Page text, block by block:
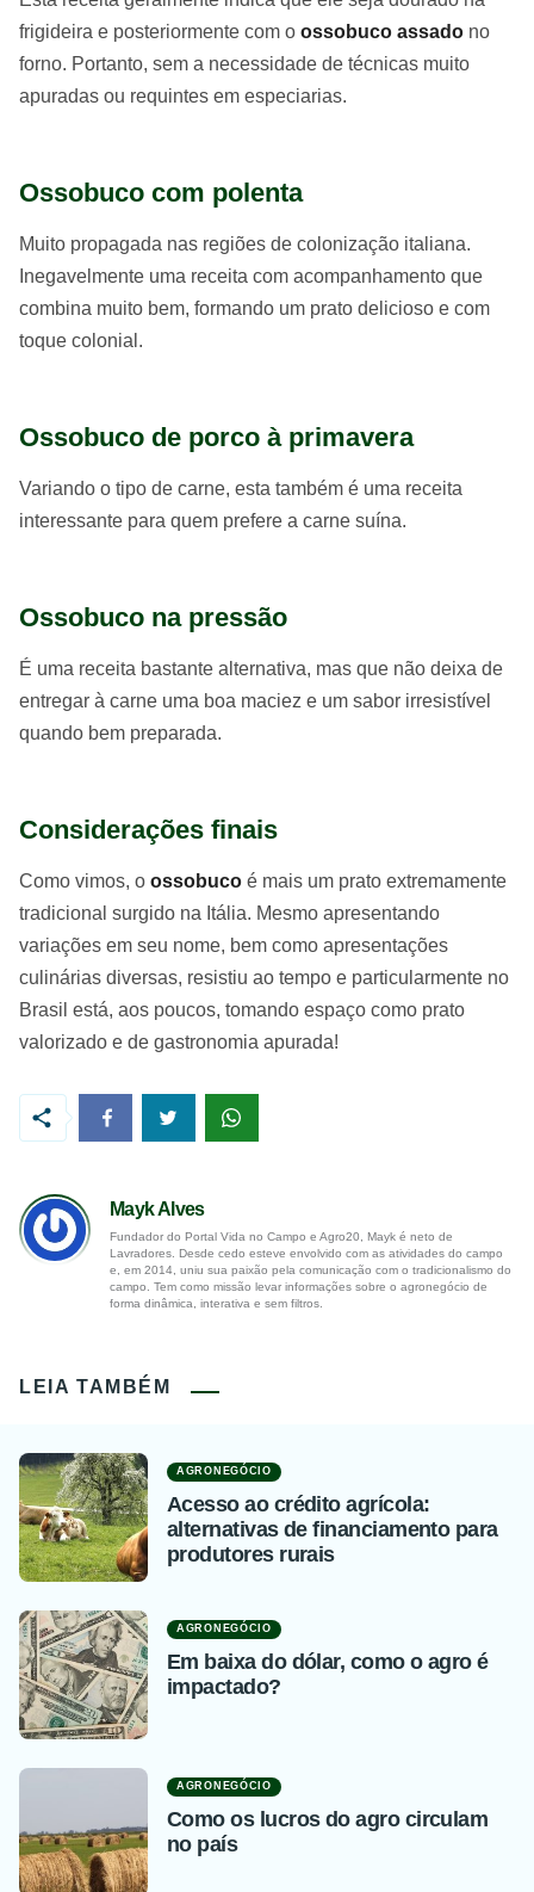
frigideira e posteriormente com o ossobuco assado no
forno. Portanto, sem a necessidade de técnicas muito
apuradas ou requintes em especiarias.
Ossobuco com polenta
Muito propagada nas regiões de colonização italiana.
Inegavelmente uma receita com acompanhamento que
combina muito bem, formando um prato delicioso e com
toque colonial.
Ossobuco de porco à primavera
Variando o tipo de carne, esta também é uma receita
interessante para quem prefere a carne suína.
Ossobuco na pressão
É uma receita bastante alternativa, mas que não deixa de
entregar à carne uma boa maciez e um sabor irresistível
quando bem preparada.
Considerações finais
Como vimos, o ossobuco é mais um prato extremamente
tradicional surgido na Itália. Mesmo apresentando
variações em seu nome, bem como apresentações
culinárias diversas, resistiu ao tempo e particularmente no
Brasil está, aos poucos, tomando espaço como prato
valorizado e de gastronomia apurada!
Mayk Alves
Fundador do Portal Vida no Campo e Agro20, Mayk é neto de
Lavradores. Desde cedo esteve envolvido com as atividades do campo
e, em 2014, uniu sua paixão pela comunicação com o tradicionalismo do
campo. Tem como missão levar informações sobre o agronegócio de
forma dinâmica, interativa e sem filtros.
LEIA TAMBÉM
AGRONEGÓCIO
Acesso ao crédito agrícola:
alternativas de financiamento para
produtores rurais
AGRONEGÓCIO
Em baixa do dólar, como o agro é
impactado?
AGRONEGÓCIO
Como os lucros do agro circulam
no país